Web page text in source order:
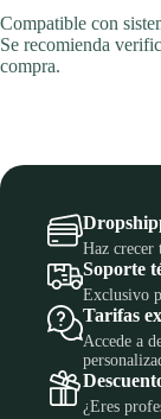
Compatible con
Se recomienda
compra.
Haz crecer
Soporte
Exclusivo
Tarifas
Accede a
¿Eres